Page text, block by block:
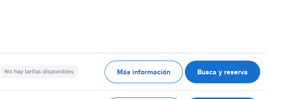
No hay tarifas disponibles Más información Busca y reserva